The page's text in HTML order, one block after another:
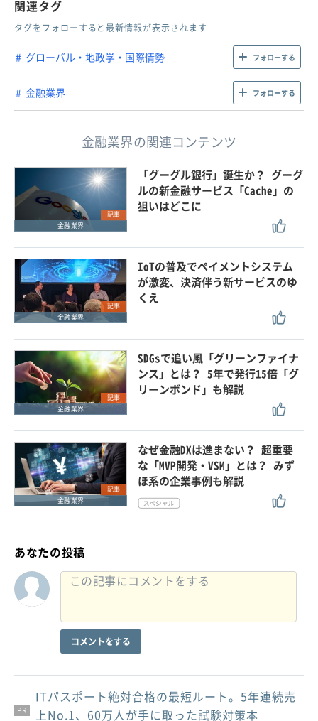
関連タグ
タグをフォローすると最新情報が表示されます
グローバル・地政学・国際情勢 フォローする
金融業界 フォローする
金融業界の関連コンテンツ
記事
金融業界
「グーグル銀行」誕生か？ グーグ
ルの新金融サービス「Cache」の
狙いはどこに
記事
金融業界
IoTの普及でペイメントシステム
が激変、決済伴う新サービスのゆ
くえ
記事
金融業界
SDGsで追い風「グリーンファイナ
ンス」とは？ 5年で発行15倍「グ
リーンボンド」も解説
記事
金融業界
なぜ金融DXは進まない？ 超重要
な「MVP開発・VSM」とは？ みず
ほ系の企業事例も解説
あなたの投稿
コメントをする
PR
PR
PR
ITパスポート絶対合格の最短ルート。5年連続売
上No.1、60万人が手に取った試験対策本